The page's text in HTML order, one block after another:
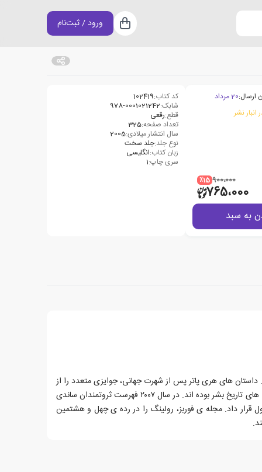
سبد خرید
ورود / ثبت‌نام
ارسال:20 مرداد
انبار نشر
900،000 ٪15
765،000
به سبد
کد کتاب:102419
شابک:978-0001021242
قطع:رقعی
تعداد صفحه:325
سال انتشار میلادی:2005
نوع جلد:جلد سخت
زبان کتاب:انگلیسی
سری چاپ:1
پاتر است. داستان های هری پاتر پس از شهرت جهانی، جوایزی متعدد را از
آن خود کرد. این مجموعه ی داستانی به ۶۵ زبان و به طور تقریبی در ۴۰۰ میلیون نسخه منتشر شده است. کتاب های هری پاتر از پرفروش ترین کتاب های تاریخ بشر بوده اند. در سال ۲۰۰۷ فهرست ثروتمندان ساندی
ثروت رولینگ را حدود ۴۵۴ میلیون پوند (۱٫۰۷ میلیارد دلار) تخمین زد و در بین پولدارترین زنان انگلیس، رولینگ را در رده ی ۱۳ جدول قرار داد. مجله ی فوربز، رولینگ را در رده ی چهل و هشتمین